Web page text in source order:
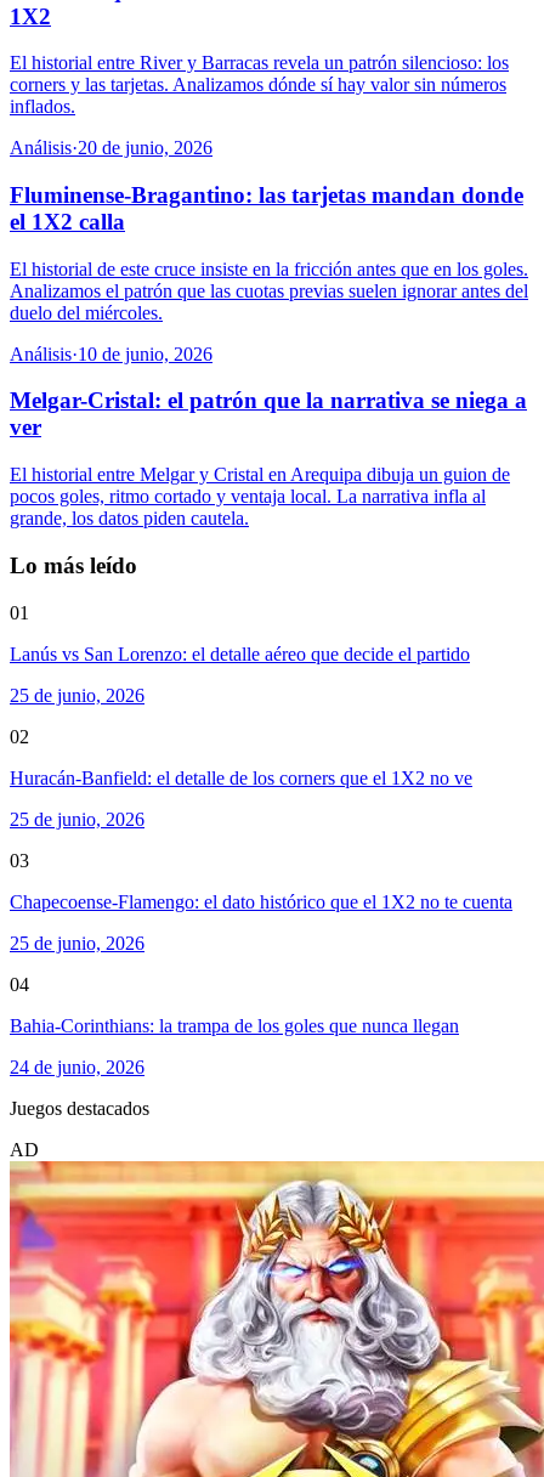
1X2
El historial entre River y Barracas revela un patrón silencioso: los
corners y las tarjetas. Analizamos dónde sí hay valor sin números
inflados.
Análisis·20 de junio, 2026
Fluminense-Bragantino: las tarjetas mandan donde
el 1X2 calla
El historial de este cruce insiste en la fricción antes que en los goles.
Analizamos el patrón que las cuotas previas suelen ignorar antes del
duelo del miércoles.
Análisis·10 de junio, 2026
Melgar-Cristal: el patrón que la narrativa se niega a
ver
El historial entre Melgar y Cristal en Arequipa dibuja un guion de
pocos goles, ritmo cortado y ventaja local. La narrativa infla al
grande, los datos piden cautela.
Lo más leído
01
Lanús vs San Lorenzo: el detalle aéreo que decide el partido
25 de junio, 2026
02
Huracán-Banfield: el detalle de los corners que el 1X2 no ve
25 de junio, 2026
03
Chapecoense-Flamengo: el dato histórico que el 1X2 no te cuenta
25 de junio, 2026
04
Bahia-Corinthians: la trampa de los goles que nunca llegan
24 de junio, 2026
Juegos destacados
AD